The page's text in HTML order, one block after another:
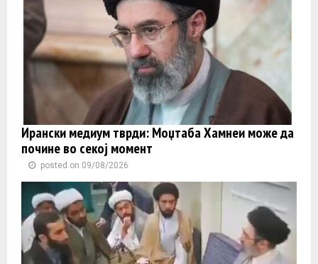
Ирански медиум тврди: Моџтаба Хамнеи може да
почине во секој момент
posted on 09/08/2026